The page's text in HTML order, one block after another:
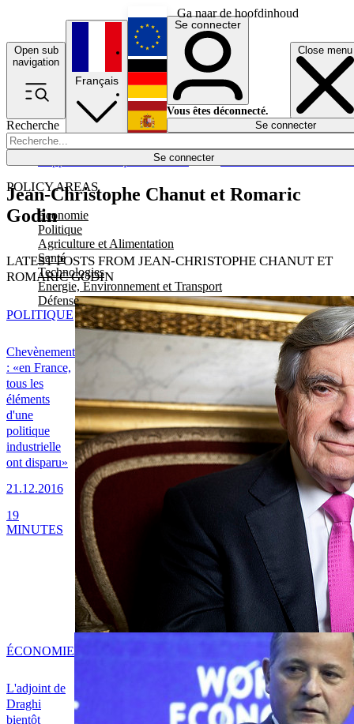
Ga naar de hoofdinhoud
Open sub
navigation
Close menu
Recherche
Se connecter
POLICY AREAS
Economie
Politique
Agriculture et Alimentation
Santé
Technologies
Energie, Environnement et Transport
Défense
Économie
Français
English
Deutsch
Español
Se connecter
Vous êtes déconnecté.
Se connecter
Jean-Christophe Chanut et Romaric
Godin
LATEST POSTS FROM JEAN-CHRISTOPHE CHANUT ET
ROMARIC GODIN
Chevènement
: «en France,
tous les
éléments
d'une
politique
industrielle
ont disparu»
21.12.2016
POLITIQUE
19
MINUTES
L'adjoint de
Draghi
bientôt
ÉCONOMIE